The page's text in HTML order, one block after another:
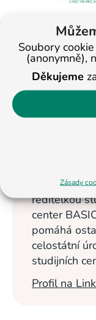
Soubory
(anonymně),
Děkujeme
Zásady
< Na všechny
Veronika
Vzdělávání
2013. Nyní
ředitelkou
center
pomáhá
celostátní
studijních
Profil na